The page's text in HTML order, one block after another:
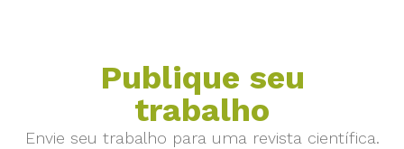
Publique seu
trabalho
Envie seu trabalho para uma revista científica.